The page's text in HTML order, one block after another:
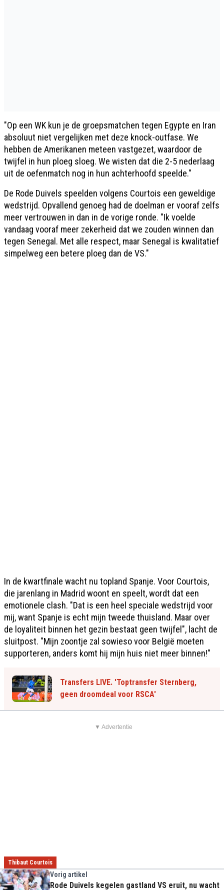
"Op een WK kun je de groepsmatchen tegen Egypte en Iran
absoluut niet vergelijken met deze knock-outfase. We
hebben de Amerikanen meteen vastgezet, waardoor de
twijfel in hun ploeg sloeg. We wisten dat die 2-5 nederlaag
uit de oefenmatch nog in hun achterhoofd speelde."
De Rode Duivels speelden volgens Courtois een geweldige
wedstrijd. Opvallend genoeg had de doelman er vooraf zelfs
meer vertrouwen in dan in de vorige ronde. "Ik voelde
vandaag vooraf meer zekerheid dat we zouden winnen dan
tegen Senegal. Met alle respect, maar Senegal is kwalitatief
simpelweg een betere ploeg dan de VS."
In de kwartfinale wacht nu topland Spanje. Voor Courtois,
die jarenlang in Madrid woont en speelt, wordt dat een
emotionele clash. "Dat is een heel speciale wedstrijd voor
mij, want Spanje is echt mijn tweede thuisland. Maar over
de loyaliteit binnen het gezin bestaat geen twijfel", lacht de
sluitpost. "Mijn zoontje zal sowieso voor België moeten
supporteren, anders komt hij mijn huis niet meer binnen!"
Transfers LIVE. 'Toptransfer Sternberg,
geen droomdeal voor RSCA'
▼ Advertentie
Thibaut Courtois
Vorig artikel
Rode Duivels kegelen gastland VS eruit, nu wacht